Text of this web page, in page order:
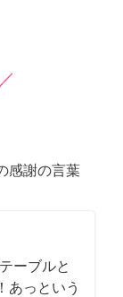
感謝の言葉
ーブルと
あっという